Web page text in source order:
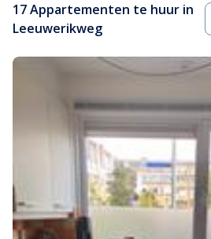
17 Appartementen te huur in
Leeuwerikweg